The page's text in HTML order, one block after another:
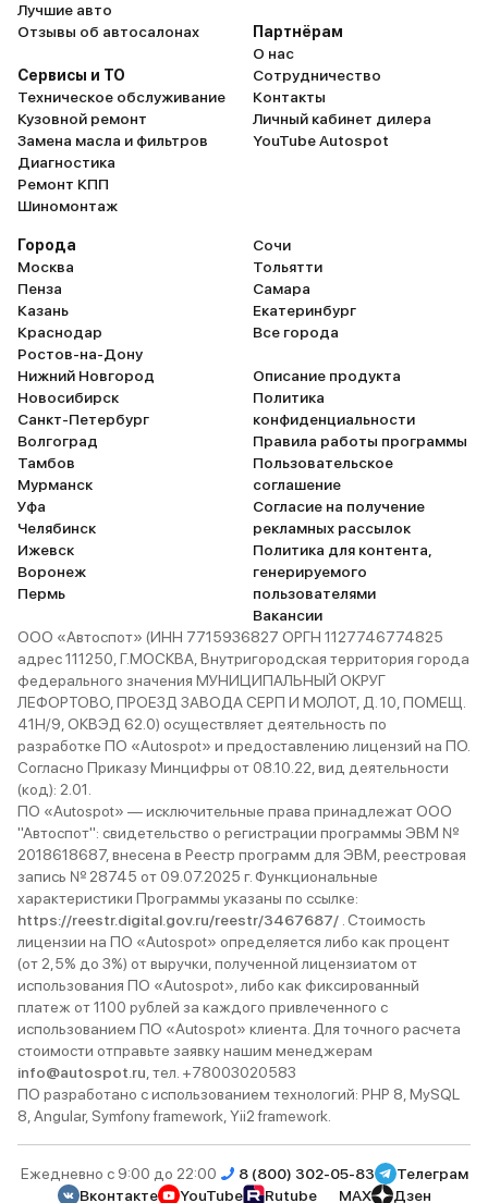
Лучшие авто
Отзывы об автосалонах
Сервисы и ТО
Техническое обслуживание
Кузовной ремонт
Замена масла и фильтров
Диагностика
Ремонт КПП
Шиномонтаж
Партнёрам
О нас
Сотрудничество
Контакты
Личный кабинет дилера
YouTube Autospot
Города
Москва
Пенза
Казань
Краснодар
Ростов-на-Дону
Нижний Новгород
Новосибирск
Санкт-Петербург
Волгоград
Тамбов
Мурманск
Уфа
Челябинск
Ижевск
Воронеж
Пермь
Сочи
Тольятти
Самара
Екатеринбург
Все города
Описание продукта
Политика
конфиденциальности
Правила работы программы
Пользовательское
соглашение
Согласие на получение
рекламных рассылок
Политика для контента,
генерируемого
пользователями
Вакансии
ООО «Автоспот» (ИНН 7715936827 ОРГН 1127746774825
адрес 111250, Г.МОСКВА, Внутригородская территория города
федерального значения МУНИЦИПАЛЬНЫЙ ОКРУГ
ЛЕФОРТОВО, ПРОЕЗД ЗАВОДА СЕРП И МОЛОТ, Д. 10, ПОМЕЩ.
41Н/9, ОКВЭД 62.0) осуществляет деятельность по
разработке ПО «Autospot» и предоставлению лицензий на ПО.
Согласно Приказу Минцифры от 08.10.22, вид деятельности
(код): 2.01.
ПО «Autospot» — исключительные права принадлежат ООО
"Автоспот": свидетельство о регистрации программы ЭВМ №
2018618687, внесена в Реестр программ для ЭВМ, реестровая
запись № 28745 от 09.07.2025 г. Функциональные
характеристики Программы указаны по ссылке:
https://reestr.digital.gov.ru/reestr/3467687/ . Стоимость
лицензии на ПО «Autospot» определяется либо как процент
(от 2,5% до 3%) от выручки, полученной лицензиатом от
использования ПО «Autospot», либо как фиксированный
платеж от 1100 рублей за каждого привлеченного с
использованием ПО «Autospot» клиента. Для точного расчета
стоимости отправьте заявку нашим менеджерам
info@autospot.ru , тел. +78003020583
ПО разработано с использованием технологий: PHP 8, MySQL
8, Angular, Symfony framework, Yii2 framework.
Ежедневно с 9:00 до 22:00 8 (800) 302-05-83
Телеграм
Вконтакте
YouTube Rutube MAX Дзен